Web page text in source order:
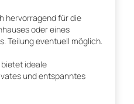
hervorragend für die
oder eines
Teilung eventuell möglich.
ideale
und entspanntes